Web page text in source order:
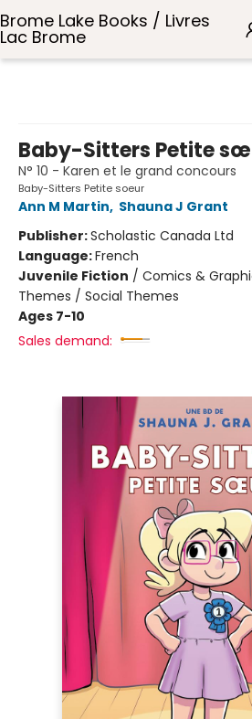
Brome Lake Books / Livres
Lac Brome
Baby-Sitters Petite
N° 10 - Karen et le grand concours
Baby-Sitters Petite soeur
Ann M Martin, Shauna J Grant
Publisher:Scholastic Canada Ltd
Language:French
Juvenile Fiction / Comics &
Themes / Social Themes
Ages 7-10
Sales demand: